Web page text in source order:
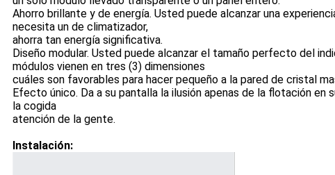
Ahorro brillante y de energía. Usted puede alcanzar una
necesita un de climatizador,
ahorra tan energía significativa.
Diseño modular. Usted puede alcanzar el tamaño perfecto del
módulos vienen en tres (3) dimensiones
cuáles son favorables para hacer pequeño a la pared de cristal
Efecto único. Da a su pantalla la ilusión apenas de la flotación en
la cogida
atención de la gente.
Instalación: